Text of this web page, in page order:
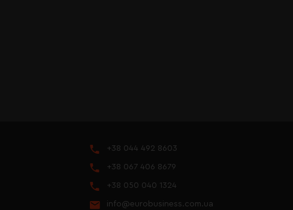
+38 044 492 8603
+38 067 406 8679
+38 050 040 1324
info@eurobusiness.com.ua